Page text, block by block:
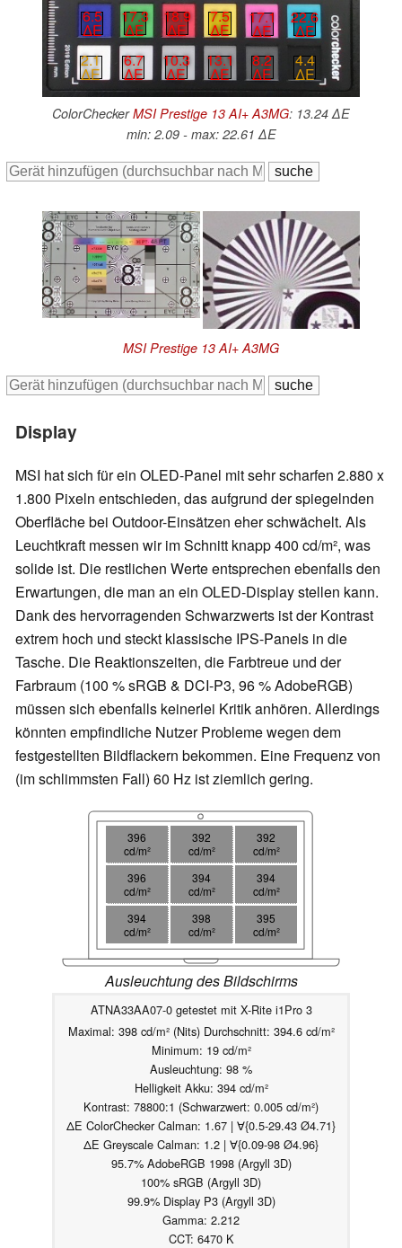
6.5
∆E
17.3
∆E
18.9
∆E
7.5
∆E
17.1
∆E
22.6
∆E
2.1
∆E
6.7
∆E
10.3
∆E
13.1
∆E
8.2
∆E
4.4
∆E
ColorCheckerMSI Prestige 13 AI+ A3MG: 13.24 ∆E
min: 2.09 - max: 22.61 ∆E
MSI Prestige 13 AI+ A3MG
Display
MSI hat sich für ein OLED-Panel mit sehr scharfen 2.880 x
1.800 Pixeln entschieden, das aufgrund der spiegelnden
Oberfläche bei Outdoor-Einsätzen eher schwächelt. Als
Leuchtkraft messen wir im Schnitt knapp 400 cd/m², was
solide ist. Die restlichen Werte entsprechen ebenfalls den
Erwartungen, die man an ein OLED-Display stellen kann.
Dank des hervorragenden Schwarzwerts ist der Kontrast
extrem hoch und steckt klassische IPS-Panels in die
Tasche. Die Reaktionszeiten, die Farbtreue und der
Farbraum (100 % sRGB & DCI-P3, 96 % AdobeRGB)
müssen sich ebenfalls keinerlei Kritik anhören. Allerdings
könnten empfindliche Nutzer Probleme wegen dem
festgestellten Bildflackern bekommen. Eine Frequenz von
(im schlimmsten Fall) 60 Hz ist ziemlich gering.
396
cd/m²
392
cd/m²
392
cd/m²
396
cd/m²
394
cd/m²
394
cd/m²
394
cd/m²
398
cd/m²
395
cd/m²
Ausleuchtung des Bildschirms
ATNA33AA07-0 getestet mit X-Rite i1Pro 3
Maximal: 398 cd/m² (Nits) Durchschnitt: 394.6 cd/m²
Minimum: 19 cd/m²
Ausleuchtung: 98 %
Helligkeit Akku: 394 cd/m²
Kontrast: 78800:1 (Schwarzwert: 0.005 cd/m²)
ΔE ColorChecker Calman: 1.67 | ∀{0.5-29.43 Ø4.71}
ΔE Greyscale Calman: 1.2 | ∀{0.09-98 Ø4.96}
95.7% AdobeRGB 1998 (Argyll 3D)
100% sRGB (Argyll 3D)
99.9% Display P3 (Argyll 3D)
Gamma: 2.212
CCT: 6470 K